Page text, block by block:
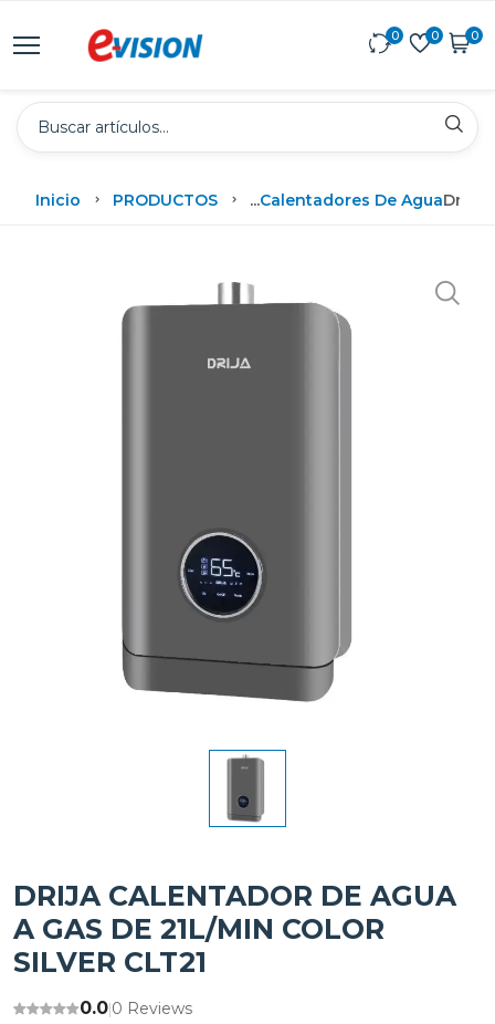
0 0 0
Inicio PRODUCTOS ...Calentadores De AguaDrija
DRIJA CALENTADOR DE AGUA
A GAS DE 21L/MIN COLOR
SILVER CLT21
0.0|0 Reviews